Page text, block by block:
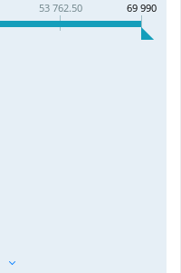
53 762.50 69 990